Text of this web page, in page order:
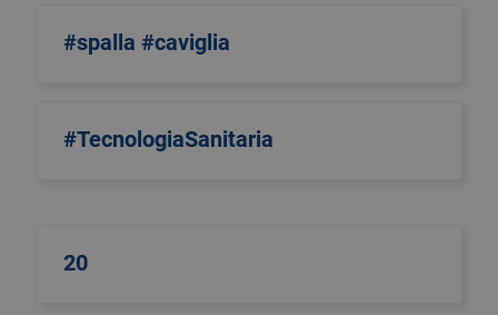
#spalla #caviglia
#TecnologiaSanitaria
20